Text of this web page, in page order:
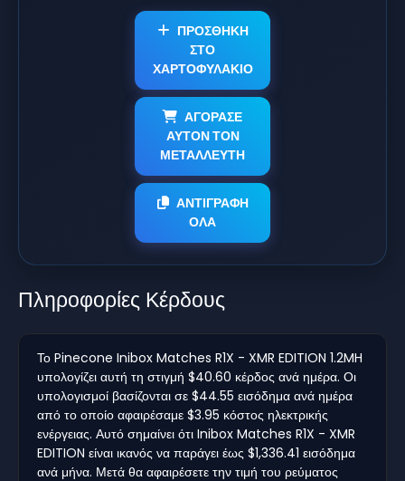
ΠΡΟΣΘΗΚΗ
ΣΤΟ
ΧΑΡΤΟΦΥΛΑΚΙΟ
ΑΓΟΡΑΣΕ
ΑΥΤΟΝ ΤΟΝ
ΜΕΤΑΛΛΕΥΤΗ
ΑΝΤΙΓΡΑΦΗ
ΟΛΑ
Πληροφορίες Κέρδους
Το Pinecone Inibox Matches R1X - XMR EDITION 1.2MH
υπολογίζει αυτή τη στιγμή $40.60 κέρδος ανά ημέρα. Οι
υπολογισμοί βασίζονται σε $44.55 εισόδημα ανά ημέρα
από το οποίο αφαιρέσαμε $3.95 κόστος ηλεκτρικής
ενέργειας. Αυτό σημαίνει ότι Inibox Matches R1X - XMR
EDITION είναι ικανός να παράγει έως $1,336.41 εισόδημα
ανά μήνα. Μετά θα αφαιρέσετε την τιμή του ρεύματος